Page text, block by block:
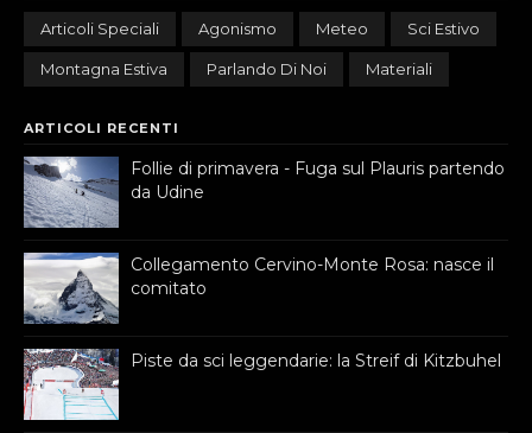
Articoli Speciali Agonismo Meteo Sci Estivo
Montagna Estiva Parlando Di Noi Materiali
ARTICOLI RECENTI
Follie di primavera - Fuga sul Plauris partendo
da Udine
Collegamento Cervino-Monte Rosa: nasce il
comitato
Piste da sci leggendarie: la Streif di Kitzbuhel